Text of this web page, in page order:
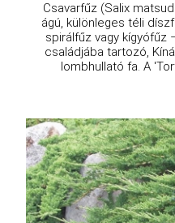
Csavarfűz (Salix
ágú, különleges téli
spirálfűz vagy kígyófűz
családjába tartozó,
lombhullató fa. A